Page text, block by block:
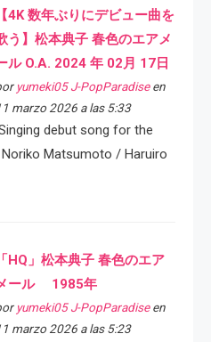
【4K 数年ぶりにデビュー曲を
う】松本典子 春色のエアメ
ル O.A. 2024 年 02月 17日
yumeki05 J-PopParadiseen
marzo 2026 a las 5:33
debut song for the
Matsumoto / Haruiro
「HQ」松本典子 春色のエア
ール 1985年
yumeki05 J-PopParadiseen
marzo 2026 a las 5:23